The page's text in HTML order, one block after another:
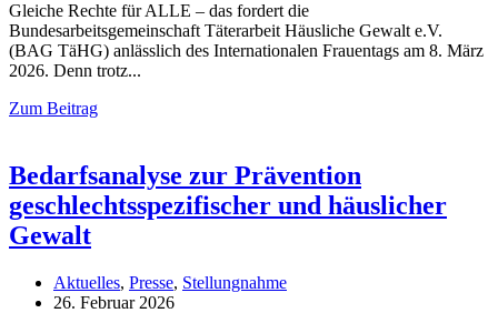
Gleiche Rechte für ALLE – das fordert die
Bundesarbeitsgemeinschaft Täterarbeit Häusliche Gewalt e.V.
(BAG TäHG) anlässlich des Internationalen Frauentags am 8. März
2026. Denn trotz
Zum Beitrag
Bedarfsanalyse zur Prävention
geschlechtsspezifischer und häuslicher
Gewalt
Aktuelles, Presse, Stellungnahme
26. Februar 2026